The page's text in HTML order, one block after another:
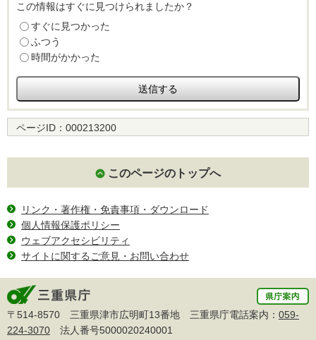
この情報はすぐに見つけられましたか？
すぐに見つかった
ふつう
時間がかかった
ページID： 000213200
このページのトップへ
リンク・著作権・免責事項・ダウンロード
個人情報保護ポリシー
ウェブアクセシビリティ
サイトに関するご意見・お問い合わせ
〒514-8570 三重県津市広明町13番地 三重県庁電話案内： 059-
224-3070 法人番号5000020240001